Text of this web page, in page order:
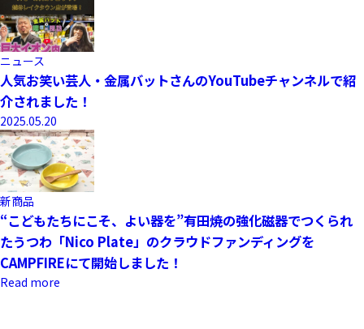
ニュース
人気お笑い芸人・金属バットさんのYouTubeチャンネルで紹
介されました！
2025.05.20
新商品
“こどもたちにこそ、よい器を”有田焼の強化磁器でつくられ
たうつわ「Nico Plate」のクラウドファンディングを
CAMPFIREにて開始しました！
Read more